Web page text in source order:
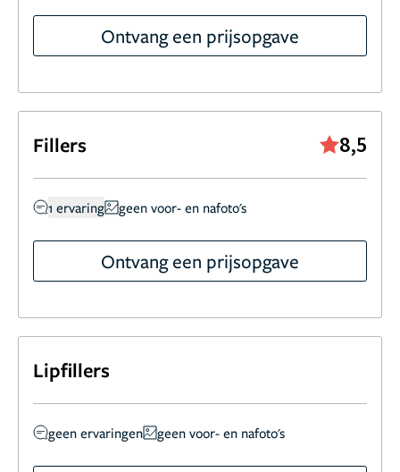
Ontvang een prijsopgave
Fillers 8,5
1 ervaring geen voor- en nafoto's
Ontvang een prijsopgave
Lipfillers
geen ervaringen geen voor- en nafoto's